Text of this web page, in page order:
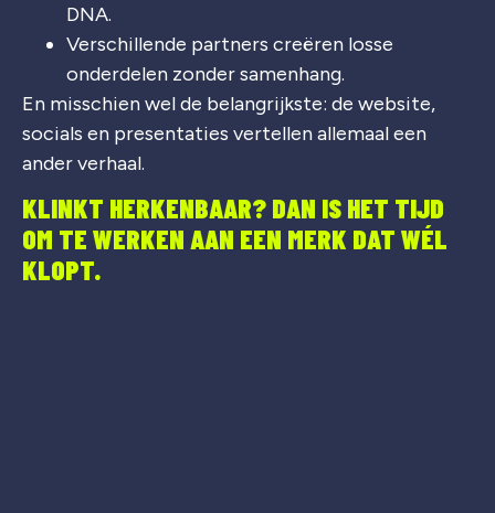
DNA.
Verschillende partners creëren losse
onderdelen zonder samenhang.
En misschien wel de belangrijkste: de website,
socials en presentaties vertellen allemaal een
ander verhaal.
KLINKT HERKENBAAR? DAN IS HET TIJD
OM TE WERKEN AAN EEN MERK DAT WÉL
KLOPT.